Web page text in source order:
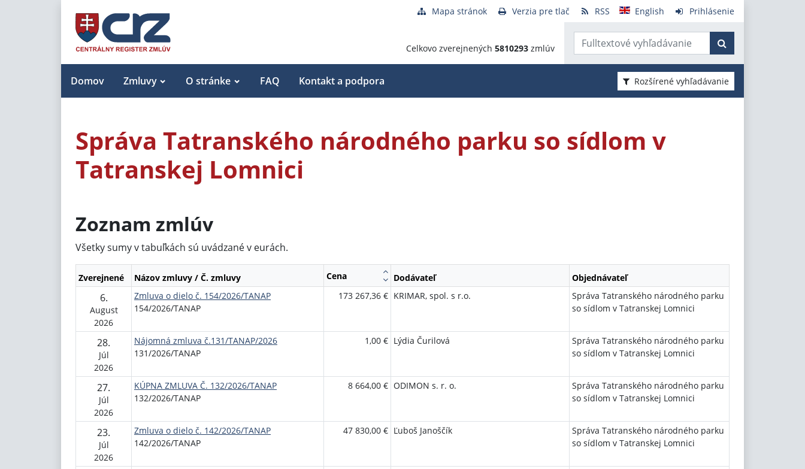
Mapa stránok Verzia pre tlač RSS English Prihlásenie
Celkovo zverejnených 5810293 zmlúv
Domov Zmluvy O stránke FAQ Kontakt a podpora Rozšírené vyhľadávanie
Správa Tatranského národného parku so sídlom v
Tatranskej Lomnici
Zoznam zmlúv
Všetky sumy v tabuľkách sú uvádzané v eurách.
Zverejnené Názov zmluvy / Č. zmluvy Cena Dodávateľ Objednávateľ
6.
August
2026
Zmluva o dielo č. 154/2026/TANAP
154/2026/TANAP
173 267,36 € KRIMAR, spol. s r.o.
Správa Tatranského národného parku
so sídlom v Tatranskej Lomnici
28.
Júl
2026
Nájomná zmluva č.131/TANAP/2026
131/2026/TANAP
1,00 € Lýdia Čurilová
Správa Tatranského národného parku
so sídlom v Tatranskej Lomnici
27.
Júl
2026
KÚPNA ZMLUVA Č. 132/2026/TANAP
132/2026/TANAP
8 664,00 € ODIMON s. r. o.
Správa Tatranského národného parku
so sídlom v Tatranskej Lomnici
23.
Júl
2026
Zmluva o dielo č. 142/2026/TANAP
142/2026/TANAP
47 830,00 € Ľuboš Janoščík
Správa Tatranského národného parku
so sídlom v Tatranskej Lomnici